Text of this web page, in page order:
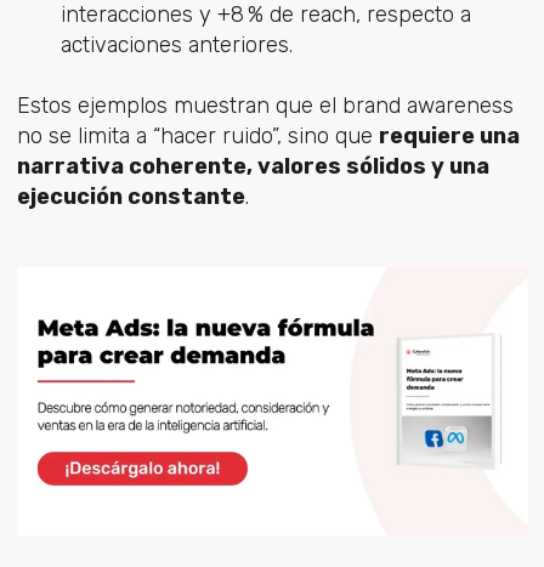
interacciones y +8 % de reach, respecto a
activaciones anteriores.
Estos ejemplos muestran que el brand awareness
no se limita a “hacer ruido”, sino que requiere una
narrativa coherente, valores sólidos y una
ejecución constante.